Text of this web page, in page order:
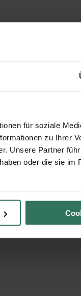
für soziale
zu Ihrer
Unsere Partner
oder die sie im